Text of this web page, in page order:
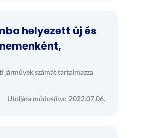
helyezett új és
járművek számát tartalmazza
Utoljára módosítva: 2022.07.06.